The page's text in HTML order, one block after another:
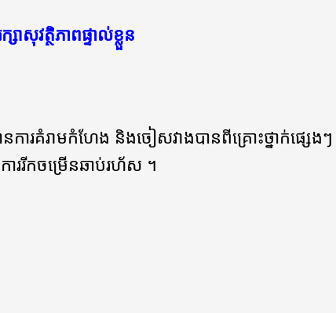
ាសុវត្ថិភាពផ្ទាល់ខ្លួន
រាមកំហែង និងចៀសវាងបានពីគ្រោះថ្នាក់ផ្សេងៗ ។
ររីកចម្រើនឆាប់រហ័ស ។